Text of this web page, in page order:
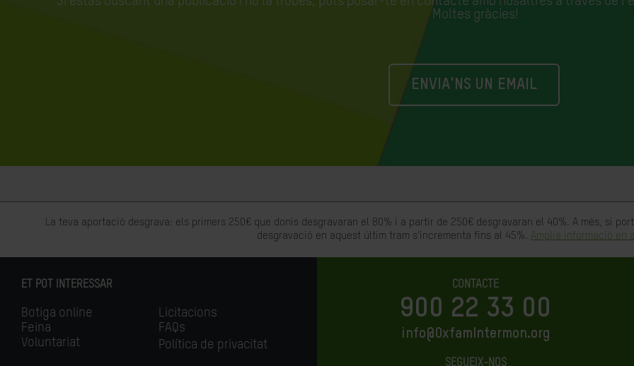
Moltes gràcies!
ENVIA'NS UN EMAIL
La teva aportació desgrava: els primers 250€ que donis desgravaran el 80% i a partir de 250€ desgravaran el 40%. A més, si
desgravació en aquest últim tram s'incrementa fins al 45%. Amplia informació en
ET POT INTERESSAR
Botiga online
Feina
Voluntariat
Licitacions
FAQs
Política de privacitat
CONTACTE
900 22 33 00
info@OxfamIntermon.org
SEGUEIX-NOS